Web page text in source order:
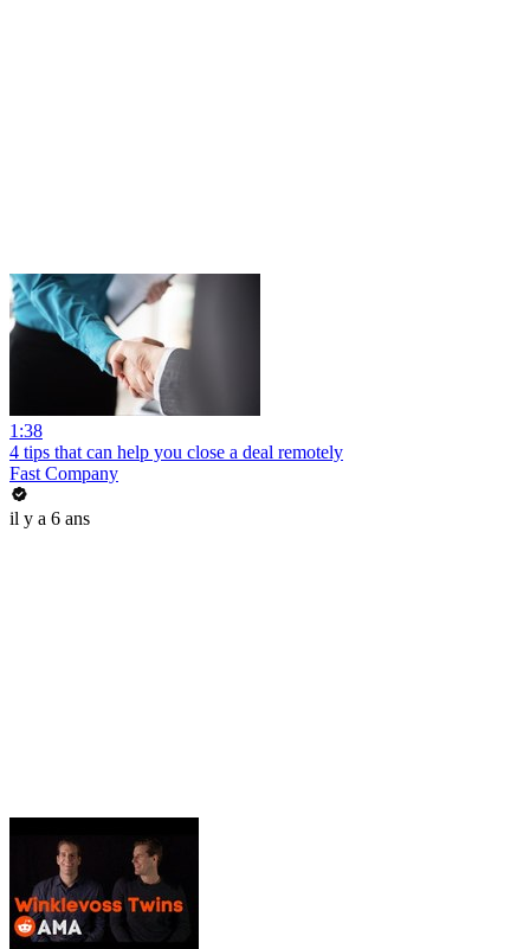
1:38
4 tips that can help you close a deal remotely
Fast Company
il y a 6 ans